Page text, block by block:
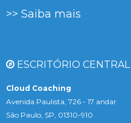
>> Saiba mais
ESCRITÓRIO CENTRAL
Cloud Coaching
Avenida Paulista, 726 - 17 andar
São Paulo, SP, 01310-910